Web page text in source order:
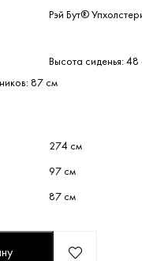
Рэй Бут®
Высота сиденья: 48
87 см
274 см
97 см
87 см